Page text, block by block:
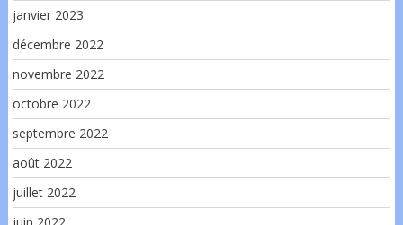
janvier 2023
décembre 2022
novembre 2022
octobre 2022
septembre 2022
août 2022
juillet 2022